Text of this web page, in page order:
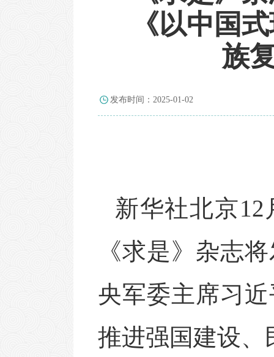
《以中国
族
发布时间：2025-01-02
新华社北京12
《求是》杂志
央军委主席习
推进强国建设、